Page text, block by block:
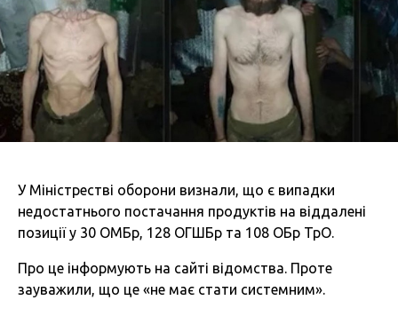
У Міністрестві оборони визнали, що є випадки
недостатнього постачання продуктів на віддалені
позиції у 30 ОМБр, 128 ОГШБр та 108 ОБр ТрО.
Про це інформують на сайті відомства. Проте
зауважили, що це «не має стати системним».